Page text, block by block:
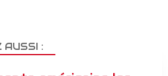
AUSSI :